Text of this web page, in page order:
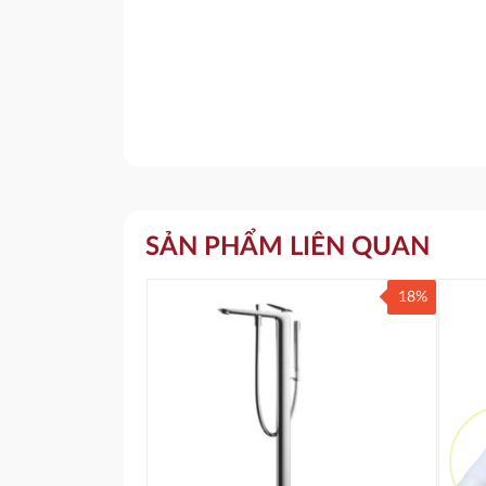
SẢN PHẨM LIÊN QUAN
18%